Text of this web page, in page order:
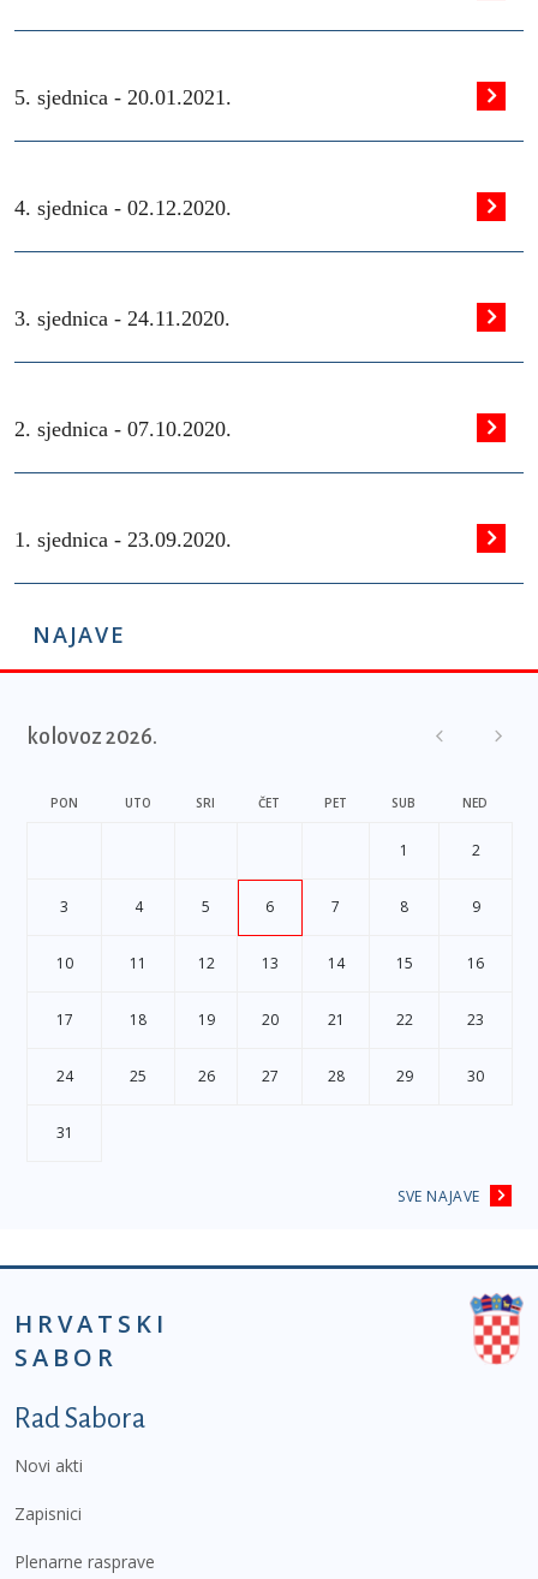
5. sjednica - 20.01.2021.
4. sjednica - 02.12.2020.
3. sjednica - 24.11.2020.
2. sjednica - 07.10.2020.
1. sjednica - 23.09.2020.
NAJAVE
kolovoz 2026.
PON UTO SRI ČET PET SUB NED
1 2
3 4 5 6 7 8 9
10 11 12 13 14 15 16
17 18 19 20 21 22 23
24 25 26 27 28 29 30
31
SVE NAJAVE
HRVATSKI
SABOR
Podnožje prvi izbornik
Rad Sabora
Novi akti
Zapisnici
Plenarne rasprave